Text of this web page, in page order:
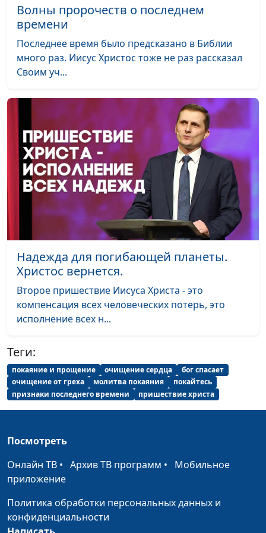
Дерево жизни Юрий Щербатых
Ты только поверь
Мне Господь
подарил тебя
Андрей Быков #1926
Спаси и сохрани Андрей Быков #1925
Андрей Быков #1924
Просто так Андрей Быков #1923
Загадай желание Андрей Быков #1922
Знаки препинания Андрей Быков #1921
Плюшевые сны Андрей Быков #1920
На рождение сына Андрей Быков
Спасибо за дочку Андрей Быков
Вспомни, мама
Великий Бог
Нет, мы не одни Хор «Vivere»
Бог, Твоё Царство Хор «Vivere»
Не введи во
искушение
Любовь
Иисус - мой Бог
Волны пророчеств о последнем
времени
Последнее время было предсказано в Библии
много раз. Иисус Христос тоже не раз рассказал
Своим уч...
Надежда для погибающей планеты.
Христос вернется.
Второе пришествие Иисуса Христа - это
компенсация всех человеческих потерь, это
исполнение всех н...
Теги:
покаяние и прощение очищение сердца
бог спасает
очищение от греха
молитва покаяния
покайтесь
признаки последнего времени
пришествие христа
Посмотреть
Онлайн ТВ • Архив ТВ программ • Мобильное
приложение
Политика обработки персональных данных и
конфиденциальности